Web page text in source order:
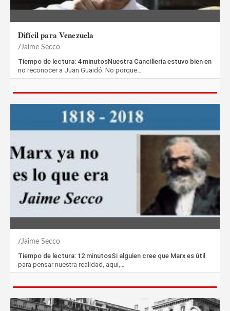
Difícil para Venezuela
Jaime Secco
Tiempo de lectura: 4 minutosNuestra Cancillería estuvo bien en
no reconocer a Juan Guaidó. No porque…
Jaime Secco
Tiempo de lectura: 12 minutosSi alguien cree que Marx es útil
para pensar nuestra realidad, aquí,…